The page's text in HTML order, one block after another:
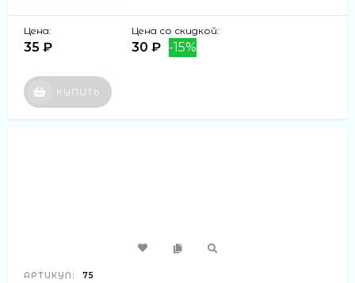
Цена:
35 ₽
Цена со скидкой:
30 ₽ -15%
КУПИТЬ
АРТИКУЛ: 75